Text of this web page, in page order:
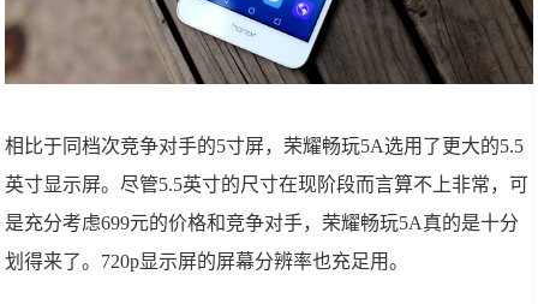
相比于同档次竞争对手的5寸屏，荣耀畅玩5A选用了更大的5.5
英寸显示屏。尽管5.5英寸的尺寸在现阶段而言算不上非常，可
是充分考虑699元的价格和竞争对手，荣耀畅玩5A真的是十分
划得来了。720p显示屏的屏幕分辨率也充足用。